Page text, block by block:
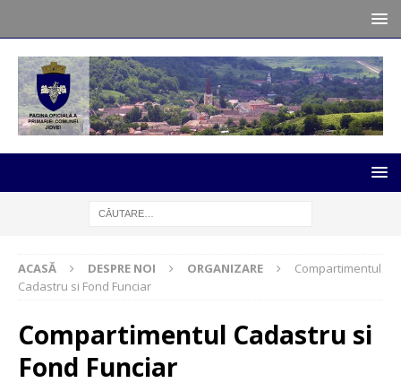
ACASĂ DESPRE NOI ORGANIZARE
Compartimentul
Cadastru si Fond Funciar
Compartimentul Cadastru si
Fond Funciar